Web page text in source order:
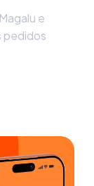
e
pedidos